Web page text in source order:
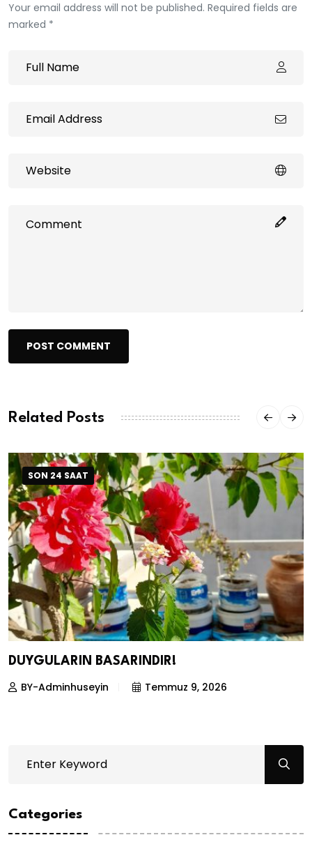
Your email address will not be published. Required fields are
marked *
POST COMMENT
Related Posts
SON 24 SAAT
DUYGULARIN BASARINDIR!
BY-Adminhuseyin Temmuz 9, 2026
Categories